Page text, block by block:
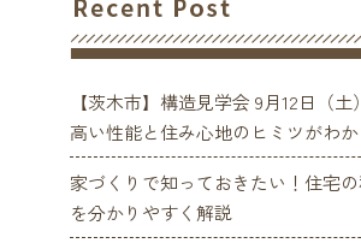
【茨木市】構造見学会 9月12日（土
高い性能と住み心地のヒミツがわか
家づくりで知っておきたい！住宅
を分かりやすく解説